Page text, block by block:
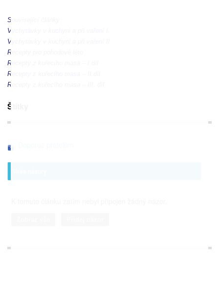
Související články:
Vychytávky v kuchyni a při vaření I.
Vychytávky v kuchyni a při vaření II.
Recepty pro pohodové léto
Recepty z kuřecího masa – I.díl
Recepty z kuřecího masa – II.díl
Recepty z kuřecího masa – III. díl
Štítky